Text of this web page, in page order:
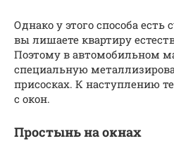
Однако у этого способа
вы лишаете квартиру
Поэтому в автомобильном
специальную
присосках. К наступлению
с окон.
Простынь на окнах